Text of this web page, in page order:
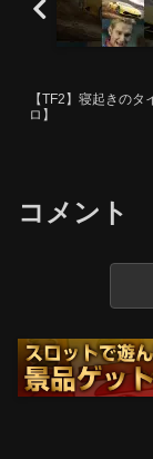
【TF2】寝起きの
ロ】
コメント